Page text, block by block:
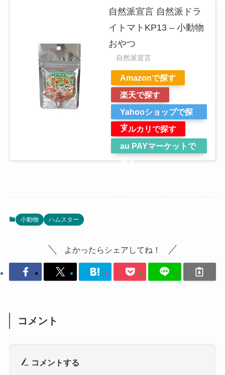
自然派宣言 自然派ドラ
イトマトKP13 – 小動物
おやつ
自然派宣言
Amazonで探す
楽天で探す
Yahooショップで探
す
メルカリで探す
au PAYマーケットで
探す
小動物 ハムスター
よかったらシェアしてね！
コメント
コメントする